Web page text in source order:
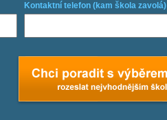
Kontaktní telefon (kam škola zavolá)